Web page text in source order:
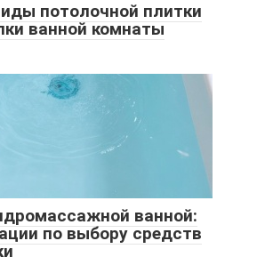
потолочной плитки
ванной комнаты
ванной:
по выбору средств